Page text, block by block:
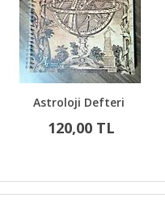
Astroloji Defteri
120,00 TL